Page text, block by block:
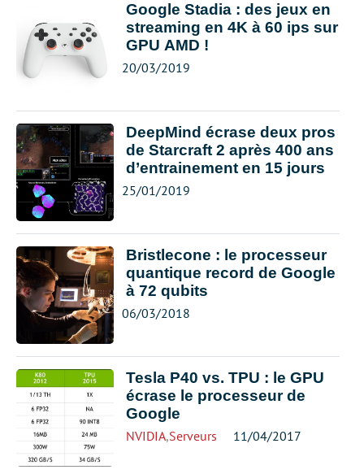
Google Stadia : des jeux en
streaming en 4K à 60 ips sur
GPU AMD !
20/03/2019
DeepMind écrase deux pros
de Starcraft 2 après 400 ans
d’entrainement en 15 jours
25/01/2019
Bristlecone : le processeur
quantique record de Google
à 72 qubits
06/03/2018
Tesla P40 vs. TPU : le GPU
écrase le processeur de
Google
NVIDIA,Serveurs 11/04/2017